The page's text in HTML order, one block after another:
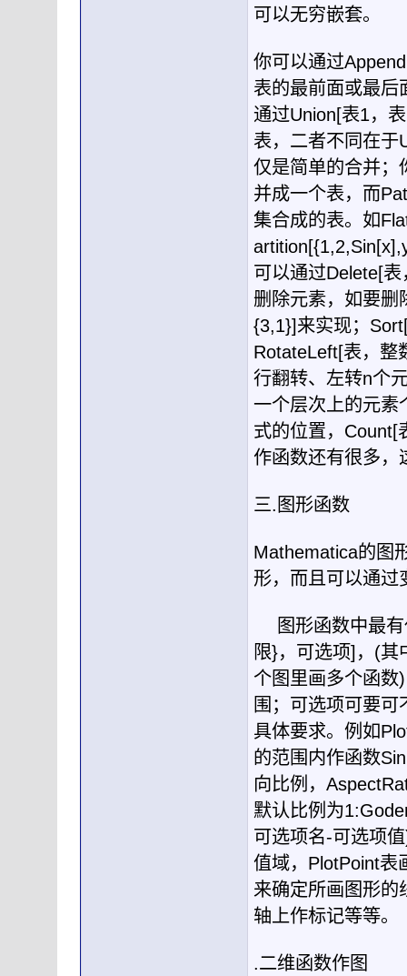
可以无穷嵌套。
你可以通过
表的最前面或最后
通过Union[表1，表
表，二者不同在于
仅是简单的合并；
并成一个表，而
集合成的表。如
可以通过Delete[表
删除元素，如要删
{3,1}]来实现；
RotateLeft[表，整
行翻转、左转n个
一个层次上的元素
式的位置， Count[
作函数还有很多，
三. 图形函数
Mathematica的图
形，而且可以通过
图形函数中最
限}，可选项] ， (其
个图里画多个函数)
围；可选项可要
具体要求。例如
的范围内作函数
向比例，
默认比例为
可选项名-可选项值
值域， PlotPoint表
来确定所画图形的
轴上作标记等等。
.二维函数作图